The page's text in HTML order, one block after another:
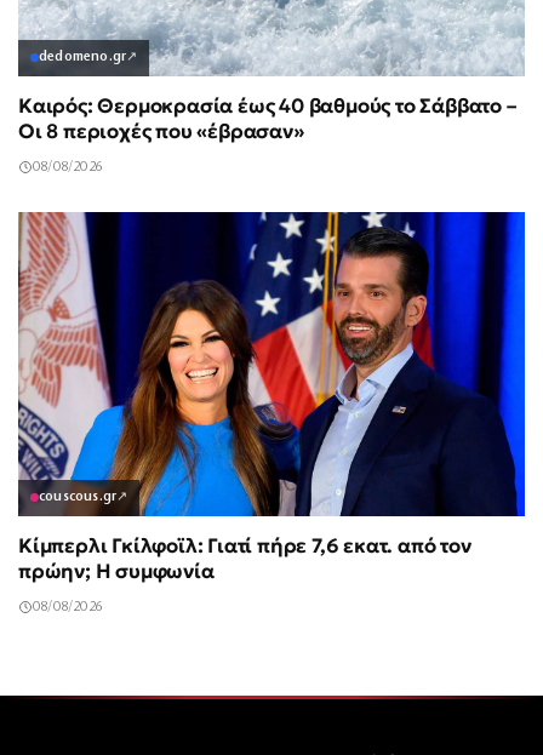
dedomeno.gr↗
Καιρός: Θερμοκρασία έως 40 βαθμούς το Σάββατο –
Οι 8 περιοχές που «έβρασαν»
08/08/2026
couscous.gr↗
Κίμπερλι Γκίλφοϊλ: Γιατί πήρε 7,6 εκατ. από τον
πρώην; Η συμφωνία
08/08/2026